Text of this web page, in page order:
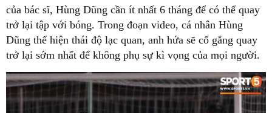
của bác sĩ, Hùng Dũng cần ít nhất 6 tháng để có thể quay
trở lại tập với bóng. Trong đoạn video, cá nhân Hùng
Dũng thể hiện thái độ lạc quan, anh hứa sẽ cố gắng quay
trở lại sớm nhất để không phụ sự kì vọng của mọi người.